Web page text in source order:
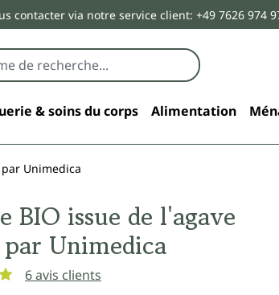
contacter via notre service client: +49 7626 974
& soins du corps Alimentation
Unimedica
BIO issue de l'agave
Unimedica
6 avis clients